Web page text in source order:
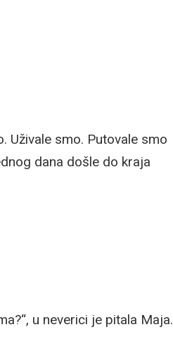
Uživale smo. Putovale smo
dana došle do kraja
u neverici je pitala Maja.